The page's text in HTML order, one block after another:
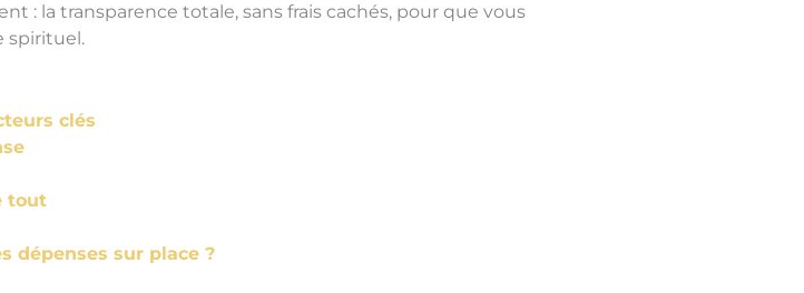
: la transparence totale, sans frais cachés, pour que vous
spirituel.
clés
tout
dépenses sur place ?